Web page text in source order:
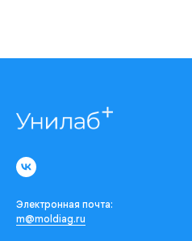
Электронная почта:
m@moldiag.ru